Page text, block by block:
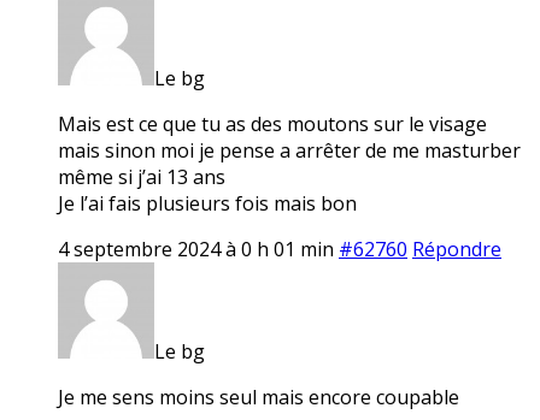
Le bg
Mais est ce que tu as des moutons sur le visage
mais sinon moi je pense a arrêter de me masturber
même si j’ai 13 ans
Je l’ai fais plusieurs fois mais bon
4 septembre 2024 à 0 h 01 min #62760 Répondre
Le bg
Je me sens moins seul mais encore coupable